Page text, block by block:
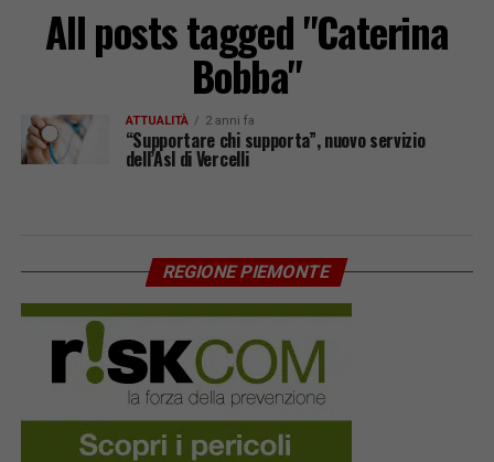
All posts tagged "Caterina
Bobba"
ATTUALITÀ 2 anni fa
“Supportare chi supporta”, nuovo servizio
dell’Asl di Vercelli
REGIONE PIEMONTE